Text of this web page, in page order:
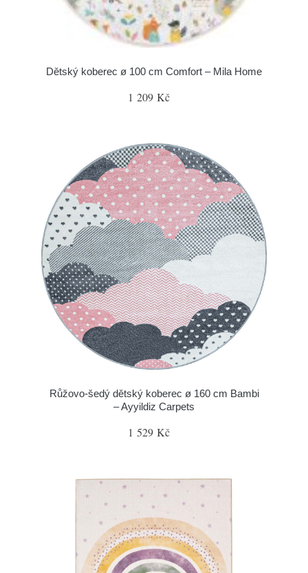
Dětský koberec ø 100 cm Comfort – Mila Home
1 209 Kč
Růžovo-šedý dětský koberec ø 160 cm Bambi
– Ayyildiz Carpets
1 529 Kč